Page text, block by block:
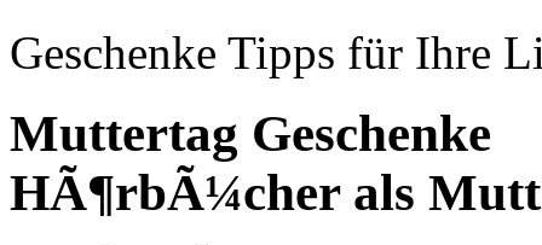
Geschenke Tipps für Ihre
Muttertag Geschenke
HÃ¶rbÃ¼cher als